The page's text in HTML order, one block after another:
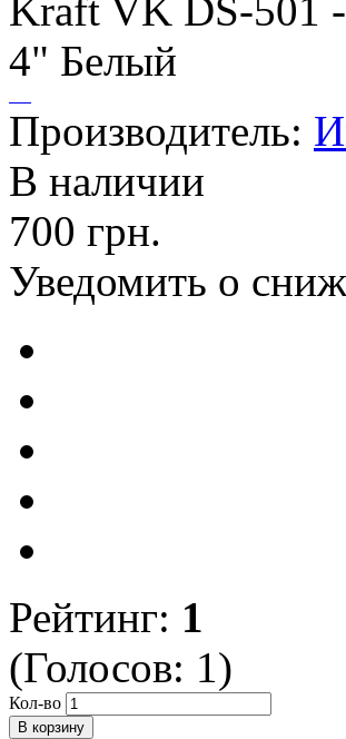
Производитель:
В наличии
700 грн.
Уведомить о
Рейтинг: 1
(Голосов: 1)
Кол-во